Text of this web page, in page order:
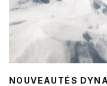
NOUVEAUTÉS